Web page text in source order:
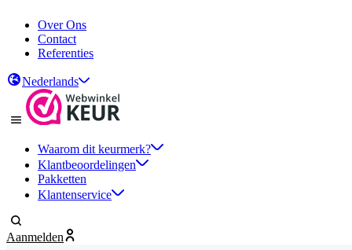
Over Ons
Contact
Referenties
Nederlands
Waarom dit keurmerk?
Klantbeoordelingen
Pakketten
Klantenservice
Aanmelden